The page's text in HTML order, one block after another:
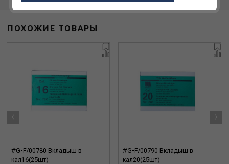
ПОХОЖИЕ ТОВАРЫ
#G-F/00780 Вкладыш в
кал16(25шт)
#G-F/00790 Вкладыш в
кал20(25шт)
‹ ›